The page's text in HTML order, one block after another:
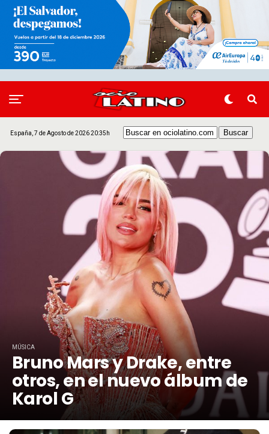
España, 7 de Agosto de 2026 20:35h
MÚSICA
Bruno Mars y Drake, entre
otros, en el nuevo álbum de
Karol G